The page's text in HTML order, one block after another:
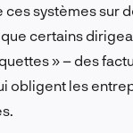
ces systèmes sur
certains
» – des
obligent les